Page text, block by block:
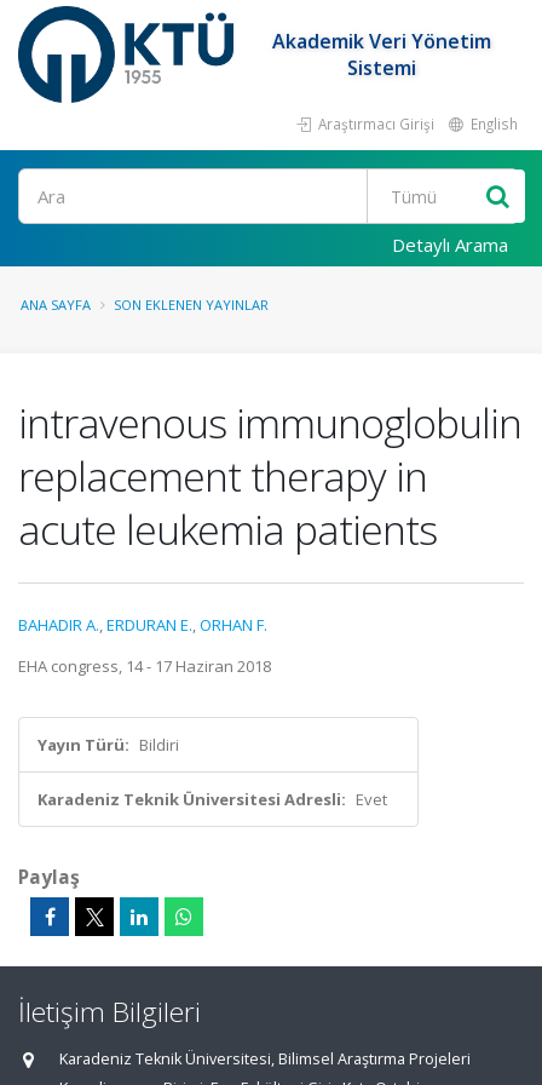
Akademik Veri Yönetim
Sistemi
Araştırmacı Girişi English
Ara
Detaylı Arama
ANA SAYFA SON EKLENEN YAYINLAR
intravenous immunoglobulin
replacement therapy in
acute leukemia patients
BAHADIR A.,ERDURAN E.,ORHAN F.
EHA congress, 14 - 17 Haziran 2018
Yayın Türü: Bildiri
Karadeniz Teknik Üniversitesi Adresli: Evet
Paylaş
İletişim Bilgileri
Karadeniz Teknik Üniversitesi, Bilimsel Araştırma Projeleri